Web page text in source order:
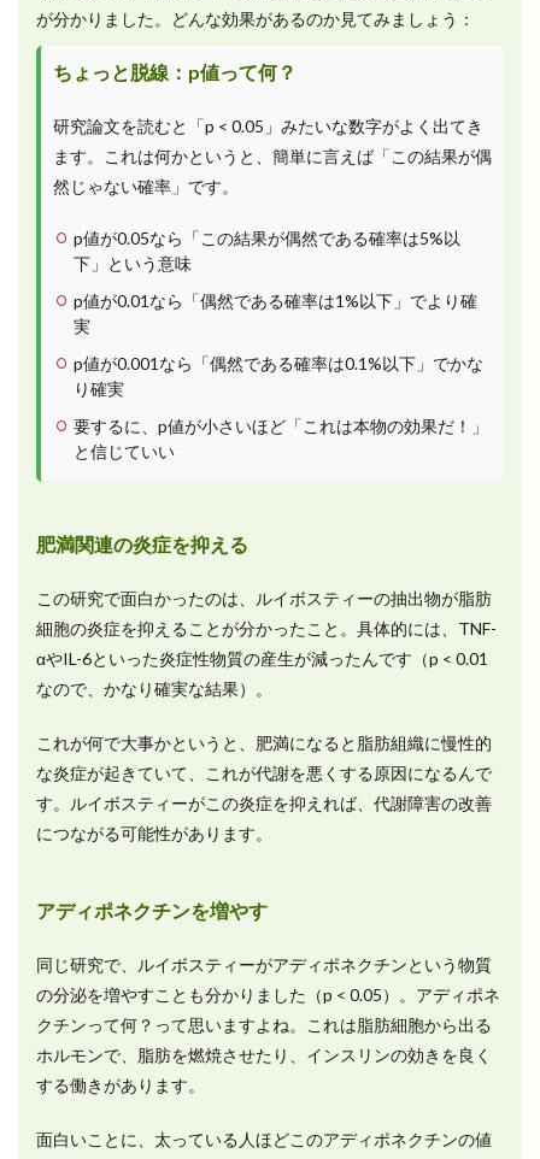
が分かりました。どんな効果があるのか見てみましょう：
ちょっと脱線：p値って何？
研究論文を読むと「p < 0.05」みたいな数字がよく出てき
ます。これは何かというと、簡単に言えば「この結果が偶
然じゃない確率」です。
p値が0.05なら「この結果が偶然である確率は5%以
下」という意味
p値が0.01なら「偶然である確率は1%以下」でより確
実
p値が0.001なら「偶然である確率は0.1%以下」でかな
り確実
要するに、p値が小さいほど「これは本物の効果だ！」
と信じていい
肥満関連の炎症を抑える
この研究で面白かったのは、ルイボスティーの抽出物が脂肪
細胞の炎症を抑えることが分かったこと。具体的には、TNF-
αやIL-6といった炎症性物質の産生が減ったんです（p < 0.01
なので、かなり確実な結果）。
これが何で大事かというと、肥満になると脂肪組織に慢性的
な炎症が起きていて、これが代謝を悪くする原因になるんで
す。ルイボスティーがこの炎症を抑えれば、代謝障害の改善
につながる可能性があります。
アディポネクチンを増やす
同じ研究で、ルイボスティーがアディポネクチンという物質
の分泌を増やすことも分かりました（p < 0.05）。アディポネ
クチンって何？って思いますよね。これは脂肪細胞から出る
ホルモンで、脂肪を燃焼させたり、インスリンの効きを良く
する働きがあります。
面白いことに、太っている人ほどこのアディポネクチンの値